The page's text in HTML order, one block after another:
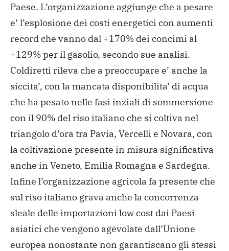
Paese. L’organizzazione aggiunge che a pesare
e’ l’esplosione dei costi energetici con aumenti
record che vanno dal +170% dei concimi al
+129% per il gasolio, secondo sue analisi.
Coldiretti rileva che a preoccupare e’ anche la
siccita’, con la mancata disponibilita’ di acqua
che ha pesato nelle fasi inziali di sommersione
con il 90% del riso italiano che si coltiva nel
triangolo d’ora tra Pavia, Vercelli e Novara, con
la coltivazione presente in misura significativa
anche in Veneto, Emilia Romagna e Sardegna.
Infine l’organizzazione agricola fa presente che
sul riso italiano grava anche la concorrenza
sleale delle importazioni low cost dai Paesi
asiatici che vengono agevolate dall’Unione
europea nonostante non garantiscano gli stessi